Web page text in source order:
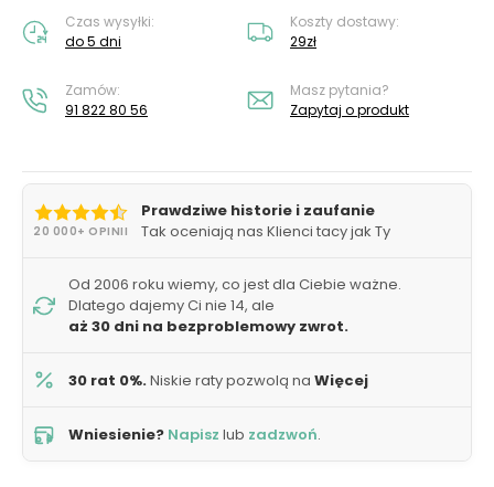
Czas wysyłki:
do 5 dni
Koszty dostawy:
29zł
Zamów:
91 822 80 56
Masz pytania?
Zapytaj o produkt
20 000+ OPINII
Prawdziwe historie i zaufanie
Tak oceniają nas Klienci tacy jak Ty
Od 2006 roku wiemy, co jest dla Ciebie ważne.
Dlatego dajemy Ci nie 14, ale
aż 30 dni na bezproblemowy zwrot.
30 rat 0%.Niskie raty pozwolą na Więcej
Wniesienie? Napisz lub zadzwoń.